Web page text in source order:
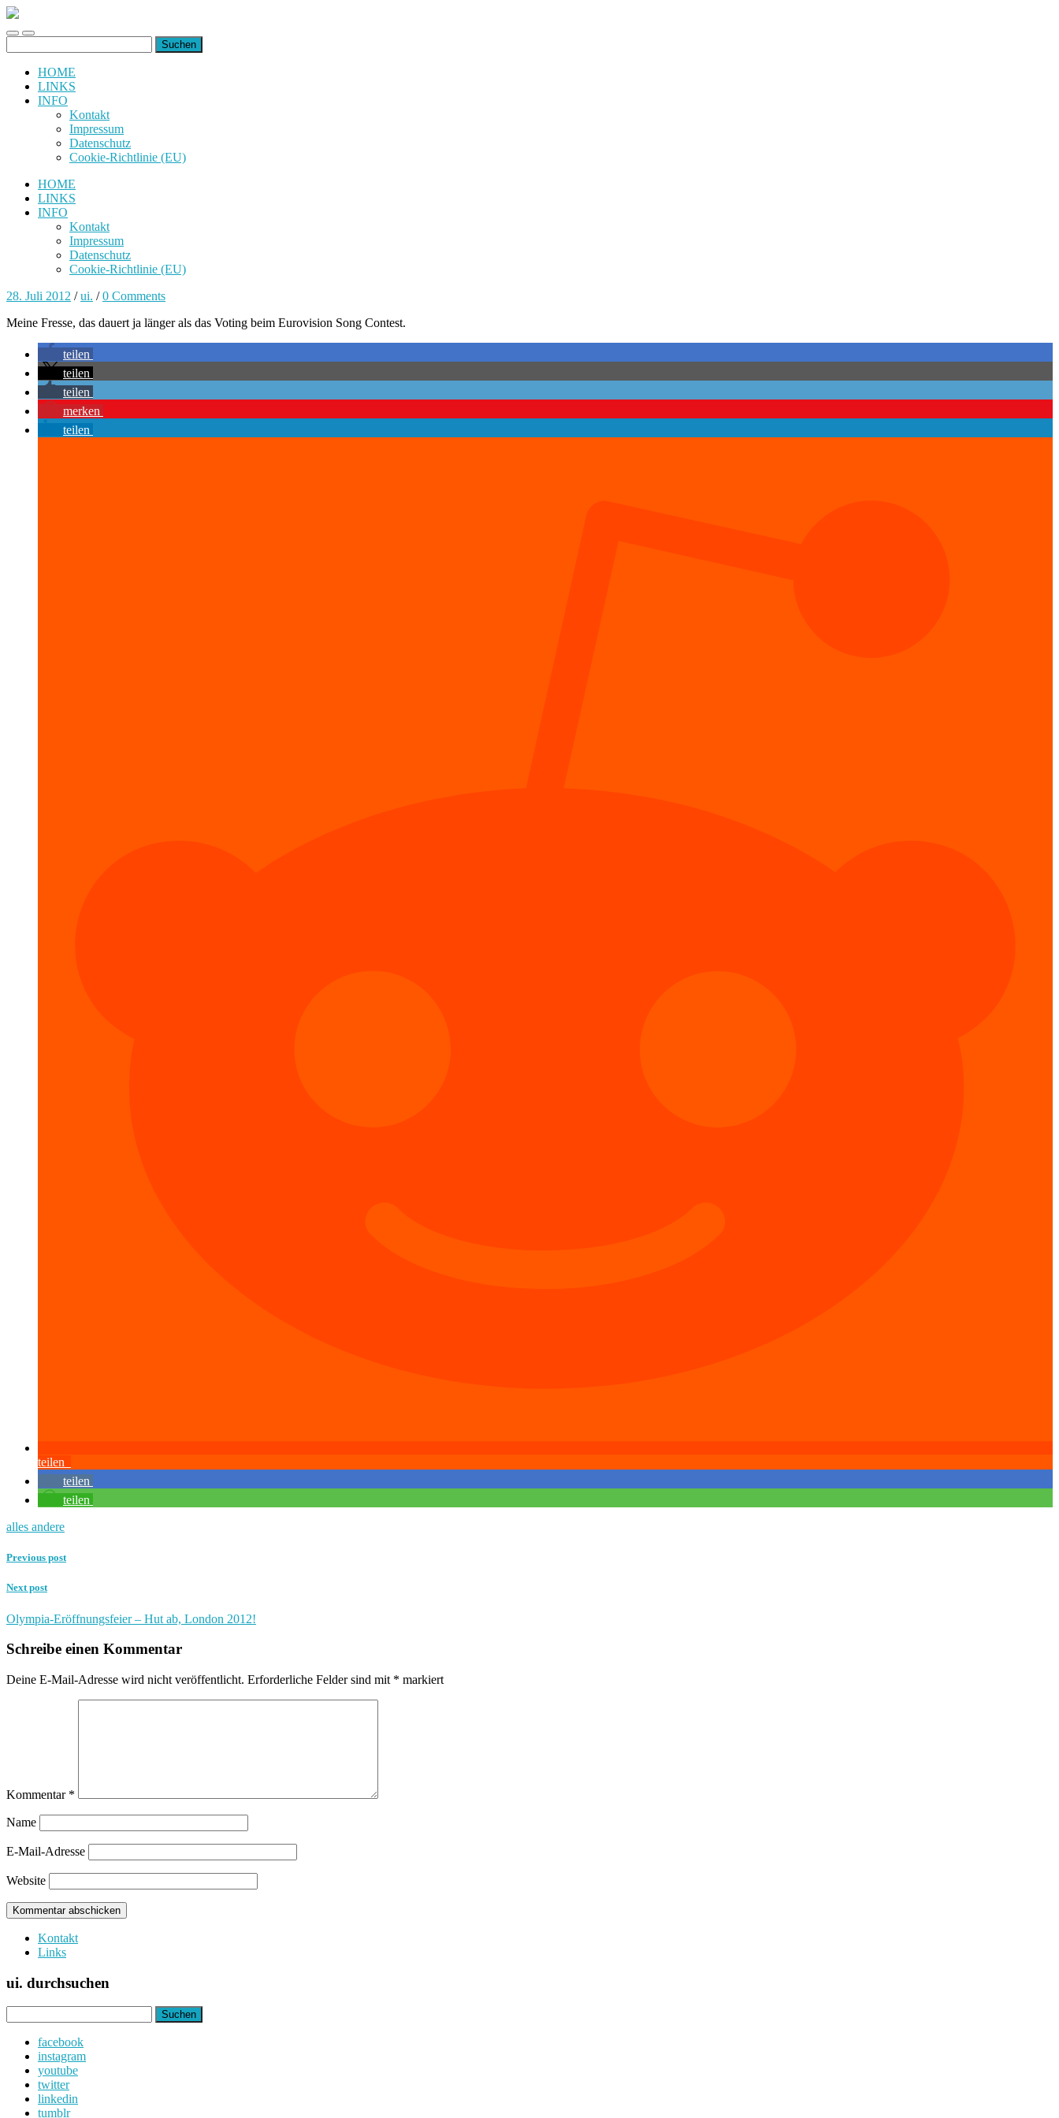
uiuiuiuiuiuiui.de
Toggle
mobile
Toggle
search
nach:
HOME
LINKS
INFO
Kontakt
Impressum
Datenschutz
Cookie-Richtlinie (EU)
HOME
LINKS
INFO
Kontakt
Impressum
Datenschutz
Cookie-Richtlinie (EU)
28. Juli 2012 /ui. /0 Comments
Meine Fresse, das dauert ja länger als das Voting beim Eurovision Song Contest.
teilen
teilen
teilen
merken
teilen
teilen
teilen
teilen
alles andere
Previous post
Next post
Olympia-Eröffnungsfeier – Hut ab, London 2012!
Schreibe einen Kommentar
Deine E-Mail-Adresse wird nicht veröffentlicht. Erforderliche Felder sind mit * markiert
Kommentar *
Name
E-Mail-Adresse
Website
Kontakt
Links
ui. durchsuchen
nach:
facebook
instagram
youtube
twitter
linkedin
tumblr